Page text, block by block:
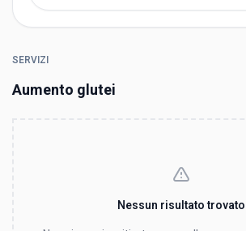
SERVIZI
Aumento glutei
Nessun risultato trovato